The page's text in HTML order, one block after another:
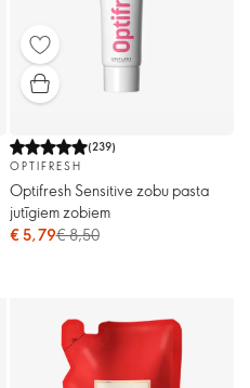
(239)
OPTIFRESH
Optifresh Sensitive zobu pasta
jutīgiem zobiem
€ 5,79€ 8,50